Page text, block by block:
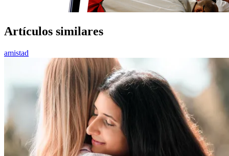
Artículos similares
amistad